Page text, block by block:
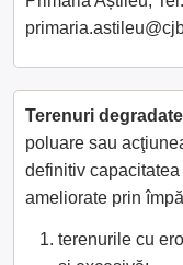
Terenuri degradate
poluare sau
definitiv
ameliorate prin
terenurile cu